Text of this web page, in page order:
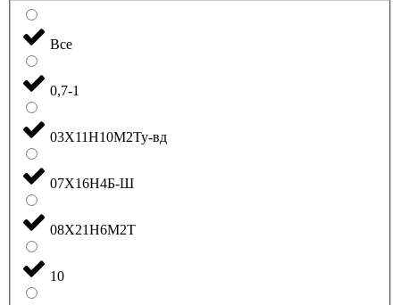
Все
0,7-1
03Х11Н10М2Ту-вд
07Х16Н4Б-Ш
08Х21Н6М2Т
10